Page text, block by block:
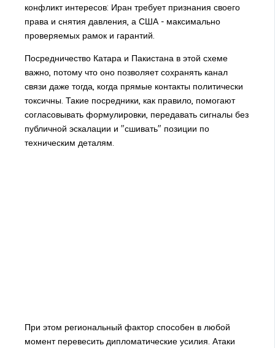
конфликт интересов: Иран требует признания своего
права и снятия давления, а США - максимально
проверяемых рамок и гарантий.
Посредничество Катара и Пакистана в этой схеме
важно, потому что оно позволяет сохранять канал
связи даже тогда, когда прямые контакты политически
токсичны. Такие посредники, как правило, помогают
согласовывать формулировки, передавать сигналы без
публичной эскалации и "сшивать" позиции по
техническим деталям.
При этом региональный фактор способен в любой
момент перевесить дипломатические усилия. Атаки